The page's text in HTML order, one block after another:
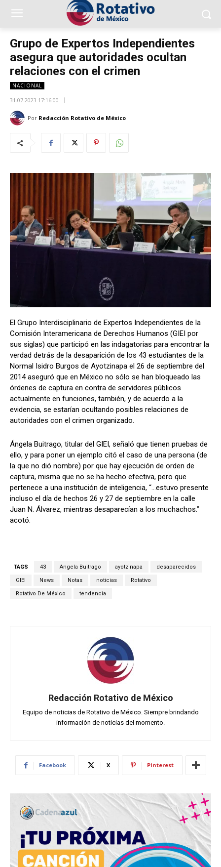
Grupo de Expertos Independientes
asegura que autoridades ocultan
relaciones con el crimen
NACIONAL
31.07.2023 17:16:00
Por Redacción Rotativo de México
El Grupo Interdisciplinario de Expertos Independientes de la
Comisión Interamericana de Derechos Humanos (GIEI por
sus siglas) que participó en las indagatorias para encontrar la
verdad detrás de la desaparición de los 43 estudiantes de la
Normal Isidro Burgos de Ayotzinapa el 26 de septiembre del
2014 aseguró que en México no sólo se han bloqueado las
órdenes de captura en contra de servidores públicos
actualmente en funciones, también, y de acuerdo a la
evidencia, se estarían ocultando posibles relaciones de
autoridades con el crimen organizado.
Ángela Buitrago, titular del GIEI, señaló que tienen pruebas de
ello, y para poner un ejemplo citó el caso de una persona (de
la que no dió nombre) por que hay ejecución de orden de
captura, misma que no se ha hecho efectiva, pero que
pertenece a una institución de inteligencia, “…estuvo presente
incluso el día de hechos 26 y 27 de septiembre en la calle
Juan N. Álvarez, mientras desaparecían a los muchachos.”
acotó.
TAGS 43 Angela Buitrago ayotzinapa desaparecidos
GIEI News Notas noticias Rotativo
Rotativo De México tendencia
Redacción Rotativo de México
Equipo de noticias de Rotativo de México. Siempre brindando
información de noticias del momento.
Facebook X Pinterest